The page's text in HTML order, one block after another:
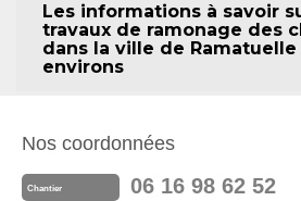
Les informations à savoir
travaux de ramonage des
dans la ville de Ramatuelle
environs
Nos coordonnées
Chantier 06 16 98 62 52